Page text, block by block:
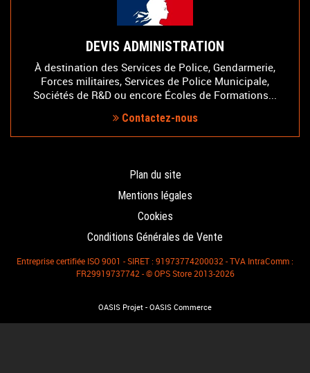
DEVIS ADMINISTRATION
À destination des Services de Police, Gendarmerie,
Forces militaires, Services de Police Municipale,
Sociétés de R&D ou encore Écoles de Formations...
Contactez-nous
Plan du site
Mentions légales
Cookies
Conditions Générales de Vente
Entreprise certifiée ISO 9001 - SIRET : 91973774200032 - TVA IntraComm :
FR29919737742 - © OPS Store 2013-2026
OASIS Projet - OASIS Commerce